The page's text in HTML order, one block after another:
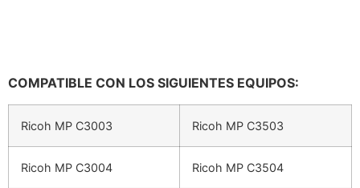
COMPATIBLE CON LOS SIGUIENTES EQUIPOS:
Ricoh MP C3003 Ricoh MP C3503
Ricoh MP C3004 Ricoh MP C3504